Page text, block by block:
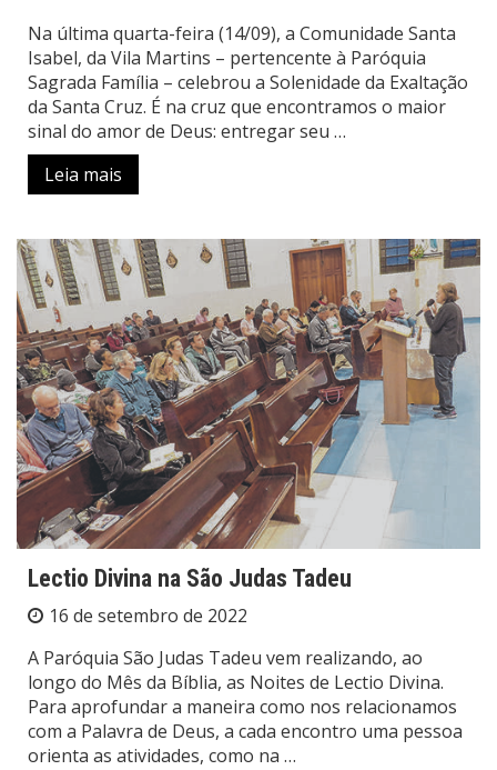
Na última quarta-feira (14/09), a Comunidade Santa
Isabel, da Vila Martins – pertencente à Paróquia
Sagrada Família – celebrou a Solenidade da Exaltação
da Santa Cruz. É na cruz que encontramos o maior
sinal do amor de Deus: entregar seu …
Leia mais
Lectio Divina na São Judas Tadeu
16 de setembro de 2022
A Paróquia São Judas Tadeu vem realizando, ao
longo do Mês da Bíblia, as Noites de Lectio Divina.
Para aprofundar a maneira como nos relacionamos
com a Palavra de Deus, a cada encontro uma pessoa
orienta as atividades, como na …